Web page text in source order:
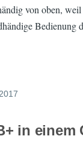
von oben,
Bedienung
in einem